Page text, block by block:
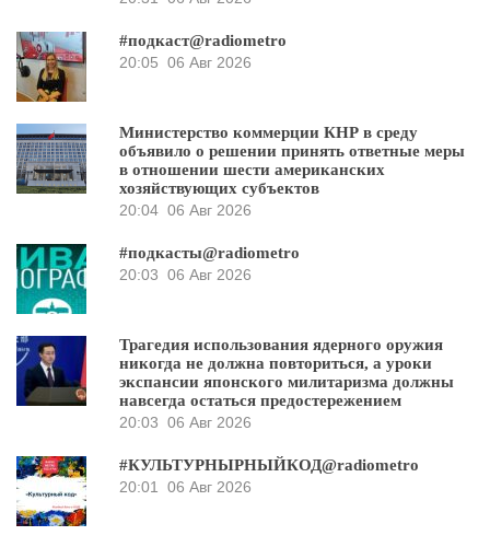
#подкаст@radiometro
20:05 06 Авг 2026
Министерство коммерции КНР в среду
объявило о решении принять ответные меры
в отношении шести американских
хозяйствующих субъектов
20:04 06 Авг 2026
#подкасты@radiometro
20:03 06 Авг 2026
Трагедия использования ядерного оружия
никогда не должна повториться, а уроки
экспансии японского милитаризма должны
навсегда остаться предостережением
20:03 06 Авг 2026
#КУЛЬТУРНЫРНЫЙКОД@radiometro
20:01 06 Авг 2026